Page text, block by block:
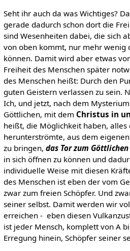
Seht ihr auch da was Wichtiges?
gerade dadurch schon dort die
sind Wesenheiten dabei, die sich
von oben kommt, nur mehr wenig
können. Damit wird aber etwas
Freiheit des Menschen später
des Menschen heißt: Durch den
guten Geistern verlassen zu sein.
Ich, und jetzt, nach dem
Göttlichen, mit dem Christus in
heißt, die Möglichkeit haben,
herunterströmte, aus dem
zu bringen, das Tor zum
in sich öffnen zu können und
individuelle Weise mit diesen
des Menschen ist eben der vom
zwar zum freien Schöpfer. Und
seiner selbst. Damit werden wir
erreichen - eben diesen
ist jeder Mensch, komplett von A
Erregung hinein, Schöpfer seiner